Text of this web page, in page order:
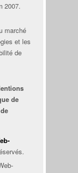
2007.
marché
et les
de
de